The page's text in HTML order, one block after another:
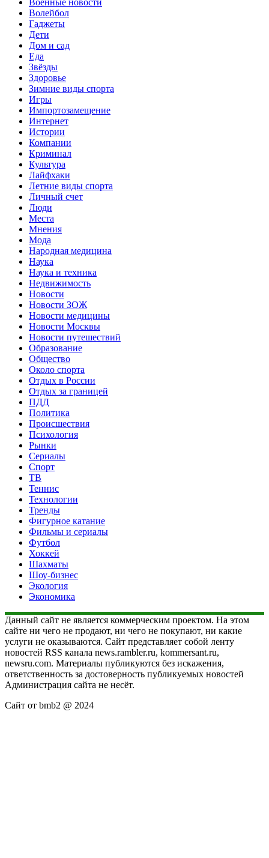
Волейбол
Гаджеты
Дети
Дом и сад
Еда
Звёзды
Здоровье
Зимние виды спорта
Игры
Импортозамещение
Интернет
Истории
Компании
Криминал
Культура
Лайфхаки
Летние виды спорта
Личный счет
Люди
Места
Мнения
Мода
Народная медицина
Наука
Наука и техника
Недвижимость
Новости
Новости ЗОЖ
Новости медицины
Новости Москвы
Новости путешествий
Образование
Общество
Около спорта
Отдых в России
Отдых за границей
ПДД
Политика
Происшествия
Психология
Рынки
Сериалы
Спорт
ТВ
Теннис
Технологии
Тренды
Фигурное катание
Фильмы и сериалы
Футбол
Хоккей
Шахматы
Шоу-бизнес
Экология
Экономика
Данный сайт не является коммерческим проектом. На этом
сайте ни чего не продают, ни чего не покупают, ни какие
услуги не оказываются. Сайт представляет собой ленту
новостей RSS канала news.rambler.ru, kommersant.ru,
newsru.com. Материалы публикуются без искажения,
ответственность за достоверность публикуемых новостей
Администрация сайта не несёт.
Сайт от bmb2 @ 2024